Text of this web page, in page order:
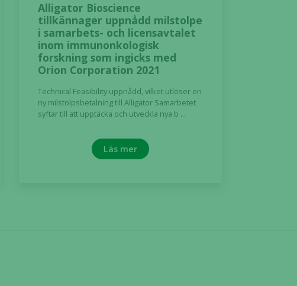
Alligator Bioscience
tillkännager uppnådd milstolpe
i samarbets- och licensavtalet
inom immunonkologisk
forskning som ingicks med
Orion Corporation 2021
Technical Feasibility uppnådd, vilket utlöser en
ny milstolpsbetalning till Alligator Samarbetet
syftar till att upptäcka och utveckla nya b ...
Läs mer